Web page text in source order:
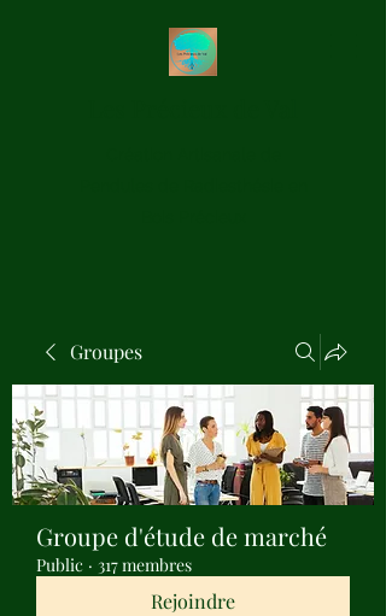
Groupes
Groupe d'étude de marché
Public · 317 membres
Rejoindre